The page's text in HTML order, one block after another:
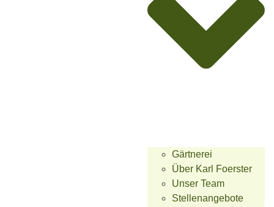
Gärtnerei
Über Karl Foerster
Unser Team
Stellenangebote